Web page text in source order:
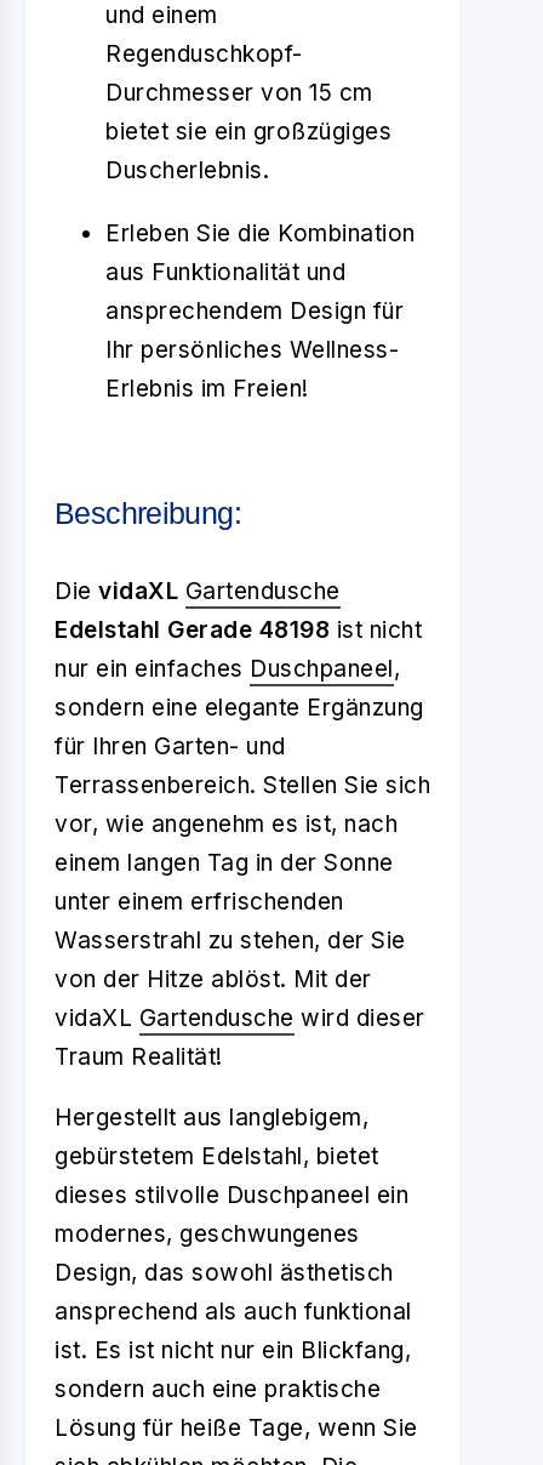
und einem
Regenduschkopf-
Durchmesser von 15 cm
bietet sie ein großzügiges
Duscherlebnis.
Erleben Sie die Kombination
aus Funktionalität und
ansprechendem Design für
Ihr persönliches Wellness-
Erlebnis im Freien!
Beschreibung:
Die vidaXL Gartendusche
Edelstahl Gerade 48198 ist nicht
nur ein einfaches Duschpaneel,
sondern eine elegante Ergänzung
für Ihren Garten- und
Terrassenbereich. Stellen Sie sich
vor, wie angenehm es ist, nach
einem langen Tag in der Sonne
unter einem erfrischenden
Wasserstrahl zu stehen, der Sie
von der Hitze ablöst. Mit der
vidaXL Gartendusche wird dieser
Traum Realität!
Hergestellt aus langlebigem,
gebürstetem Edelstahl, bietet
dieses stilvolle Duschpaneel ein
modernes, geschwungenes
Design, das sowohl ästhetisch
ansprechend als auch funktional
ist. Es ist nicht nur ein Blickfang,
sondern auch eine praktische
Lösung für heiße Tage, wenn Sie